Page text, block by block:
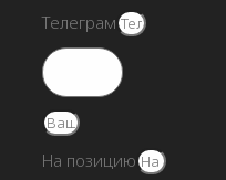
Телеграм
На позицию